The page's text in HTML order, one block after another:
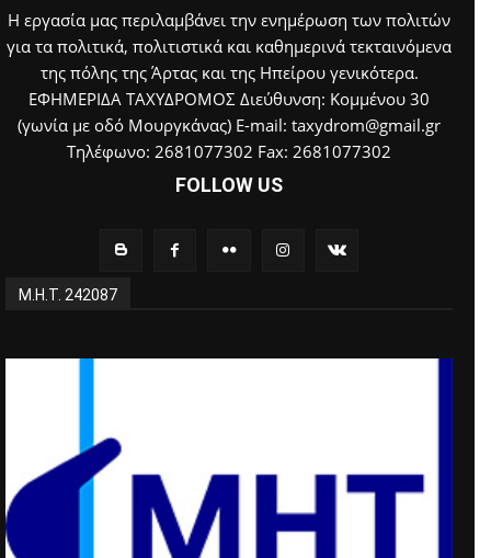
Η εργασία μας περιλαμβάνει την ενημέρωση των πολιτών
για τα πολιτικά, πολιτιστικά και καθημερινά τεκταινόμενα
της πόλης της Άρτας και της Ηπείρου γενικότερα.
ΕΦΗΜΕΡΙΔΑ ΤΑΧΥΔΡΟΜΟΣ Διεύθυνση: Κομμένου 30
(γωνία με οδό Μουργκάνας) E-mail: taxydrom@gmail.gr
Τηλέφωνο: 2681077302 Fax: 2681077302
FOLLOW US
Μ.Η.Τ. 242087